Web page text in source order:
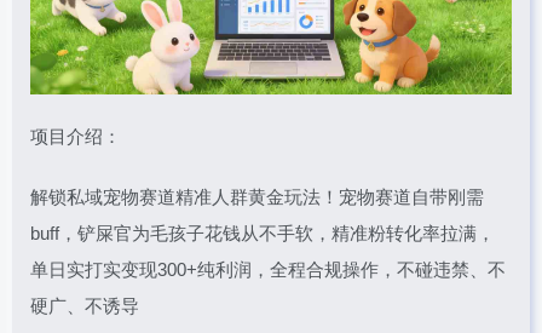
项目介绍：
解锁私域宠物赛道精准人群黄金玩法！宠物赛道自带刚需
buff，铲屎官为毛孩子花钱从不手软，精准粉转化率拉满，
单日实打实变现300+纯利润，全程合规操作，不碰违禁、不
硬广、不诱导